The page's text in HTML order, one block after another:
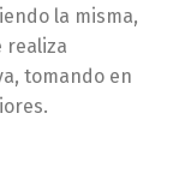
la misma,
realiza
tomando en